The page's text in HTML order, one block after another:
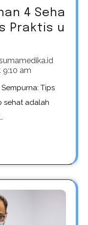
4 Seha
Praktis u
9:10 am
Tips
sehat adalah